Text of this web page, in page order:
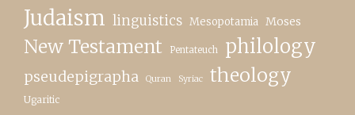
Judaism linguistics Mesopotamia Moses
New Testament Pentateuch philology
pseudepigrapha Quran Syriac theology
Ugaritic